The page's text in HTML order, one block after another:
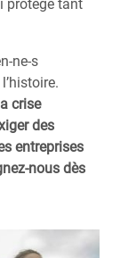
protège tant
ne-s
crise
des
entreprises
nous dès